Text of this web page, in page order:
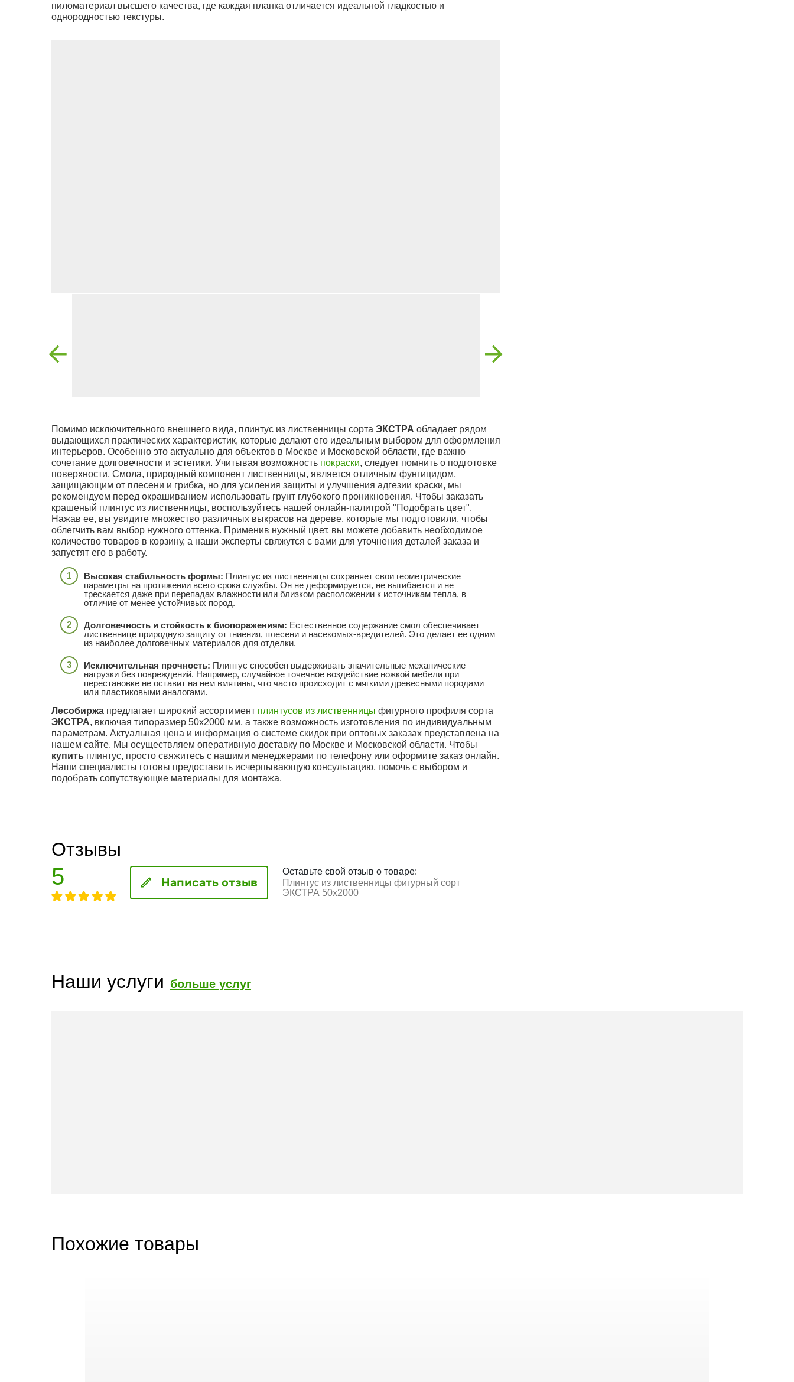
пиломатериал высшего качества, где каждая планка отличается идеальной гладкостью и
однородностью текстуры.
Помимо исключительного внешнего вида, плинтус из лиственницы сорта ЭКСТРА обладает рядом
выдающихся практических характеристик, которые делают его идеальным выбором для оформления
интерьеров. Особенно это актуально для объектов в Москве и Московской области, где важно
сочетание долговечности и эстетики. Учитывая возможность покраски, следует помнить о подготовке
поверхности. Смола, природный компонент лиственницы, является отличным фунгицидом,
защищающим от плесени и грибка, но для усиления защиты и улучшения адгезии краски, мы
рекомендуем перед окрашиванием использовать грунт глубокого проникновения. Чтобы заказать
крашеный плинтус из лиственницы, воспользуйтесь нашей онлайн-палитрой "Подобрать цвет".
Нажав ее, вы увидите множество различных выкрасов на дереве, которые мы подготовили, чтобы
облегчить вам выбор нужного оттенка. Применив нужный цвет, вы можете добавить необходимое
количество товаров в корзину, а наши эксперты свяжутся с вами для уточнения деталей заказа и
запустят его в работу.
Высокая стабильность формы: Плинтус из лиственницы сохраняет свои геометрические
параметры на протяжении всего срока службы. Он не деформируется, не выгибается и не
трескается даже при перепадах влажности или близком расположении к источникам тепла, в
отличие от менее устойчивых пород.
Долговечность и стойкость к биопоражениям: Естественное содержание смол обеспечивает
лиственнице природную защиту от гниения, плесени и насекомых-вредителей. Это делает ее одним
из наиболее долговечных материалов для отделки.
Исключительная прочность: Плинтус способен выдерживать значительные механические
нагрузки без повреждений. Например, случайное точечное воздействие ножкой мебели при
перестановке не оставит на нем вмятины, что часто происходит с мягкими древесными породами
или пластиковыми аналогами.
Лесобиржа предлагает широкий ассортимент плинтусов из лиственницы фигурного профиля сорта
ЭКСТРА, включая типоразмер 50x2000 мм, а также возможность изготовления по индивидуальным
параметрам. Актуальная цена и информация о системе скидок при оптовых заказах представлена на
нашем сайте. Мы осуществляем оперативную доставку по Москве и Московской области. Чтобы
купить плинтус, просто свяжитесь с нашими менеджерами по телефону или оформите заказ онлайн.
Наши специалисты готовы предоставить исчерпывающую консультацию, помочь с выбором и
подобрать сопутствующие материалы для монтажа.
Отзывы
5 Написать отзыв
Оставьте свой отзыв о товаре:
Плинтус из лиственницы фигурный сорт
ЭКСТРА 50x2000
Наши услуги больше услуг
Похожие товары